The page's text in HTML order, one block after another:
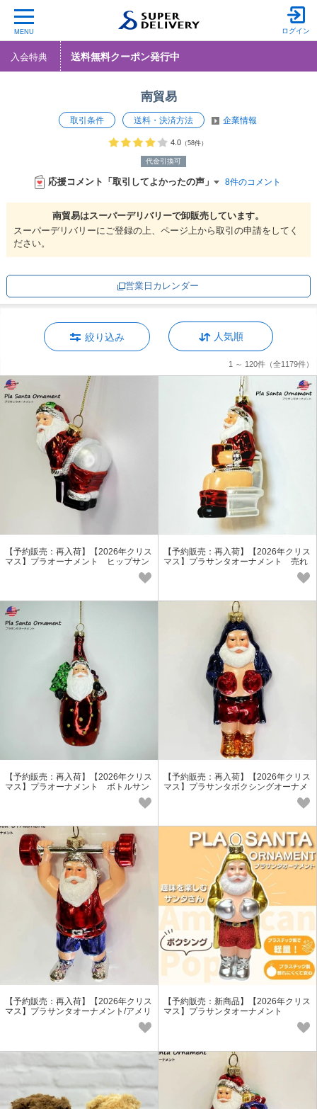
MENU ログイン
入会特典 送料無料クーポン発行中
南貿易
取引条件 送料・決済方法 企業情報
代金引換可
4.0 （58件）
応援コメント「取引してよかったの声」 8件のコメント
南貿易はスーパーデリバリーで卸販売しています。
スーパーデリバリーにご登録の上、ページ上から取引の申請をしてく
ださい。
営業日カレンダー
絞り込み 人気順
1 ～ 120件 （全1179件）
【予約販売：再入荷】【2026年クリス
マス】プラオーナメント ヒップサン
【予約販売：再入荷】【2026年クリス
マス】プラサンタオーナメント 売れ
【予約販売：再入荷】【2026年クリス
マス】プラオーナメント ボトルサン
【予約販売：再入荷】【2026年クリス
マス】プラサンタボクシングオーナメ
【予約販売：再入荷】【2026年クリス
マス】プラサンタオーナメント/アメリ
【予約販売：新商品】【2026年クリス
マス】プラサンタオーナメント